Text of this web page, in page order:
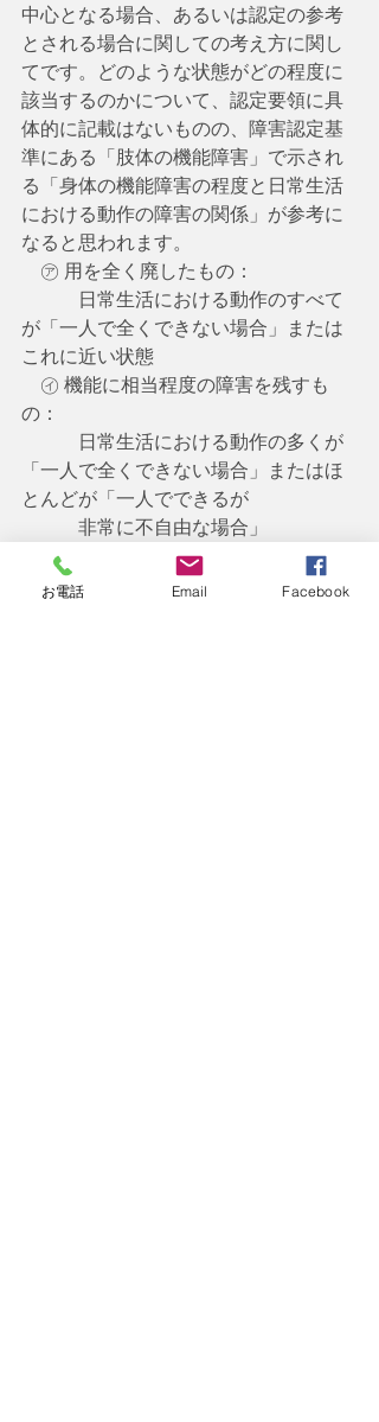
中心となる場合、あるいは認定の参考
とされる場合に関しての考え方に関し
てです。どのような状態がどの程度に
該当するのかについて、認定要領に具
体的に記載はないものの、障害認定基
準にある「肢体の機能障害」で示され
る「身体の機能障害の程度と日常生活
における動作の障害の関係」が参考に
なると思われます。
㋐ 用を全く廃したもの：
日常生活における動作のすべて
が「一人で全くできない場合」または
これに近い状態
㋑ 機能に相当程度の障害を残すも
の：
日常生活における動作の多くが
「一人で全くできない場合」またはほ
とんどが「一人でできるが
非常に不自由な場合」
㋒ 機能障害を残すもの：
日常生活における動作の一部が
お電話 Email Facebook